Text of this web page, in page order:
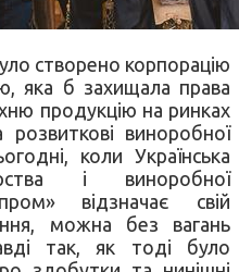
створено корпорацію
яка б захищала права
продукцію на ринках
розвиткові виноробної
коли Українська
і виноробної
відзначає свій
можна без вагань
так, як тоді було